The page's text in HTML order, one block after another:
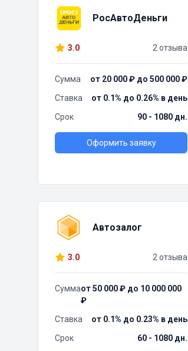
РосАвтоДеньги
3.0 2 отзыва
Сумма
от 20 000 ₽ до 500 000 ₽
Ставка
от 0.1% до 0.26% в день
Срок
90 - 1080 дн.
Оформить заявку
Автозалог
3.0 2 отзыва
Суммаот 50 000 ₽ до 10 000 000
₽
Ставка
от 0.1% до 0.23% в день
Срок
60 - 1080 дн.